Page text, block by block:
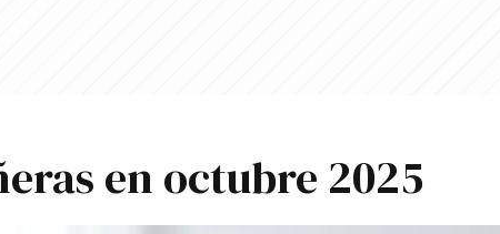
en octubre 2025